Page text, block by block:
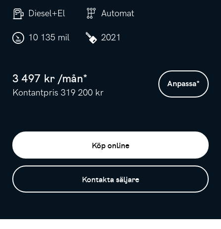
Diesel+El Automat
10 135 mil 2021
3 497 kr /mån*
Kontantpris 319 200 kr
Anpassa*
Köp online
Kontakta säljare